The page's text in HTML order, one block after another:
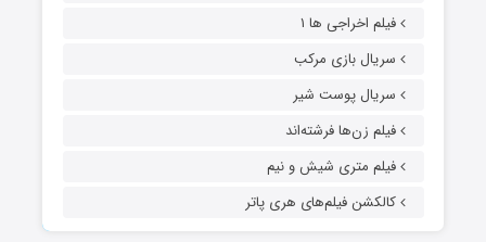
فیلم اخراجی ها ۱
سریال بازی مرکب
سریال پوست شیر
فیلم زن‌ها فرشته‌اند
فیلم متری شیش و نیم
کالکشن فیلم‌های هری پاتر